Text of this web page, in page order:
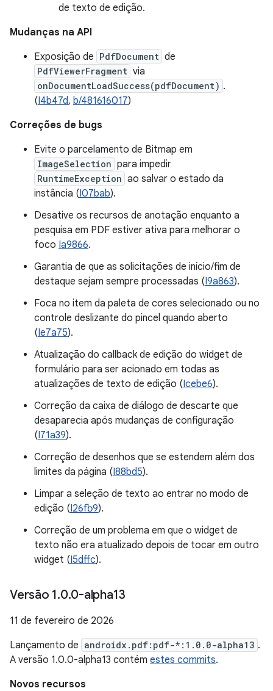
de texto de edição.
Mudanças na API
Exposição de PdfDocument de
PdfViewerFragment via
onDocumentLoadSuccess(pdfDocument) .
(I4b47d, b/481616017)
Correções de bugs
Evite o parcelamento de Bitmap em
ImageSelection para impedir
RuntimeException ao salvar o estado da
instância (I07bab).
Desative os recursos de anotação enquanto a
pesquisa em PDF estiver ativa para melhorar o
foco Ia9866.
Garantia de que as solicitações de início/fim de
destaque sejam sempre processadas (I9a863).
Foca no item da paleta de cores selecionado ou no
controle deslizante do pincel quando aberto
(Ie7a75).
Atualização do callback de edição do widget de
formulário para ser acionado em todas as
atualizações de texto de edição (Icebe6).
Correção da caixa de diálogo de descarte que
desaparecia após mudanças de configuração
(I71a39).
Correção de desenhos que se estendem além dos
limites da página (I88bd5).
Limpar a seleção de texto ao entrar no modo de
edição (I26fb9).
Correção de um problema em que o widget de
texto não era atualizado depois de tocar em outro
widget (I5dffc).
Versão 1.0.0-alpha13
11 de fevereiro de 2026
Lançamento de androidx.pdf:pdf-*:1.0.0-alpha13 .
A versão 1.0.0-alpha13 contém estes commits.
Novos recursos